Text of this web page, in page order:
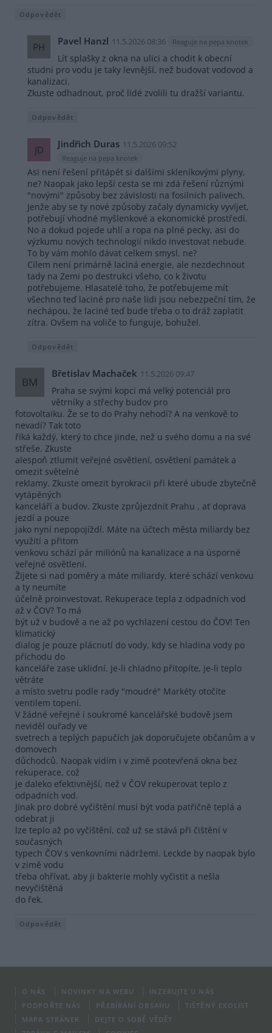
Odpovědět
PH Pavel Hanzl 11.5.2026 08:36 Reaguje na pepa knotek
Lít splašky z okna na ulici a chodit k obecní
studni pro vodu je taky levnější, než budovat vodovod a
kanalizaci.
Zkuste odhadnout, proč lidé zvolili tu dražší variantu.
Odpovědět
JD Jindřich Duras 11.5.2026 09:52
Reaguje na pepa knotek
Asi není řešení přitápět si dalšími skleníkovými plyny,
ne? Naopak jako lepší cesta se mi zdá řešení různými
"novými" způsoby bez závislosti na fosilních palivech.
Jenže aby se ty nové způsoby začaly dynamicky vyvíjet,
potřebují vhodné myšlenkové a ekonomické prostředí.
No a dokud pojede uhlí a ropa na plné pecky, asi do
výzkumu nových technologií nikdo investovat nebude.
To by vám mohlo dávat celkem smysl, ne?
Cílem není primárně laciná energie, ale nezdechnout
tady na Zemi po destrukci všeho, co k životu
potřebujeme. Hlasatelé toho, že potřebujeme mít
všechno teď laciné pro naše lidi jsou nebezpeční tím, že
nechápou, že laciné teď bude třeba o to dráž zaplatit
zítra. Ovšem na voliče to funguje, bohužel.
Odpovědět
BM
Břetislav Machaček 11.5.2026 09:47
Praha se svými kopci má velký potenciál pro
větrníky a střechy budov pro
fotovoltaiku. Že se to do Prahy nehodí? A na venkově to
nevadí? Tak toto
říká každý, který to chce jinde, než u svého domu a na své
střeše. Zkuste
alespoň ztlumit veřejné osvětlení, osvětlení památek a
omezit světelné
reklamy. Zkuste omezit byrokracii při které ubude zbytečně
vytápěných
kanceláří a budov. Zkuste zprůjezdnit Prahu , ať doprava
jezdí a pouze
jako nyní nepopojíždí. Máte na účtech města miliardy bez
využití a přitom
venkovu schází pár miliónů na kanalizace a na úsporné
veřejné osvětlení.
Žijete si nad poměry a máte miliardy, které schází venkovu
a ty neumíte
účelně proinvestovat. Rekuperace tepla z odpadních vod
až v ČOV? To má
být už v budově a ne až po vychlazení cestou do ČOV! Ten
klimatický
dialog je pouze plácnutí do vody, kdy se hladina vody po
příchodu do
kanceláře zase uklidní. Je-li chladno přitopíte, je-li teplo
větráte
a místo svetru podle rady "moudré" Markéty otočíte
ventilem topení.
V žádné veřejné i soukromé kancelářské budově jsem
neviděl ouřady ve
svetrech a teplých papučích jak doporučujete občanům a v
domovech
důchodců. Naopak vidím i v zimě pootevřená okna bez
rekuperace, což
je daleko efektivnější, než v ČOV rekuperovat teplo z
odpadních vod.
Jinak pro dobré vyčištění musí být voda patřičně teplá a
odebrat ji
lze teplo až po vyčištění, což už se stává při čištění v
současných
typech ČOV s venkovními nádržemi. Leckde by naopak bylo
v zimě vodu
třeba ohřívat, aby ji bakterie mohly vyčistit a nešla
nevyčištěná
do řek.
Odpovědět
O NÁS NOVINKY NA WEBU
INZERUJTE U NÁS
PODPOŘTE NÁS
PŘEBÍRÁNÍ OBSAHU
TIŠTĚNÝ EKOLIST
MAPA STRÁNEK
DEJTE O SOBĚ VĚDĚT